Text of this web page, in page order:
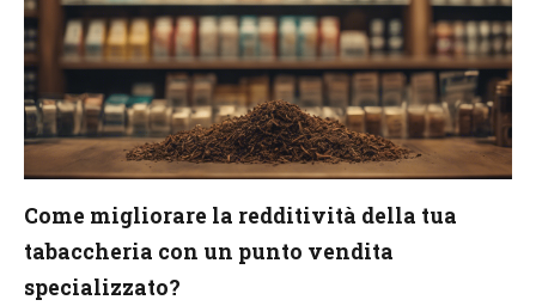
Come migliorare la redditività della tua
tabaccheria con un punto vendita
specializzato?